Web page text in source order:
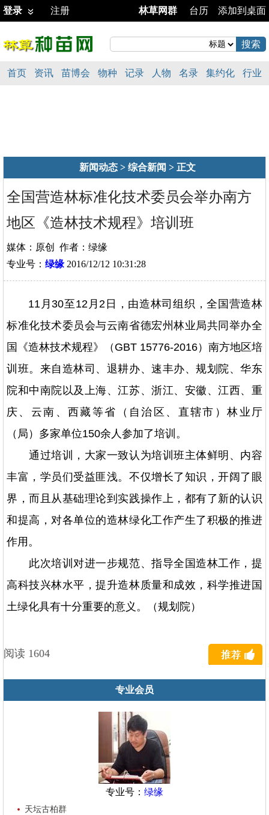
登录 注册 林草网群 台历 添加到桌面
首页 资讯 苗博会 物种 记录 人物 名录 集约化 行业
新闻动态 > 综合新闻 > 正文
全国营造林标准化技术委员会举办南方
地区《造林技术规程》培训班
媒体：原创 作者：绿缘
专业号： 绿缘 2016/12/12 10:31:28
11月30至12月2日，由造林司组织，全国营造林
标准化技术委员会与云南省德宏州林业局共同举办全
国《造林技术规程》（GBT 15776-2016）南方地区培
训班。来自造林司、退耕办、速丰办、规划院、华东
院和中南院以及上海、江苏、浙江、安徽、江西、重
庆、云南、西藏等省（自治区、直辖市）林业厅
（局）多家单位150余人参加了培训。
通过培训，大家一致认为培训班主体鲜明、内容
丰富，学员们受益匪浅。不仅增长了知识，开阔了眼
界，而且从基础理论到实践操作上，都有了新的认识
和提高，对各单位的造林绿化工作产生了积极的推进
作用。
此次培训对进一步规范、指导全国造林工作，提
高科技兴林水平，提升造林质量和成效，科学推进国
土绿化具有十分重要的意义。（规划院）
阅读 1604
专业会员
专业号： 绿缘
天坛古柏群